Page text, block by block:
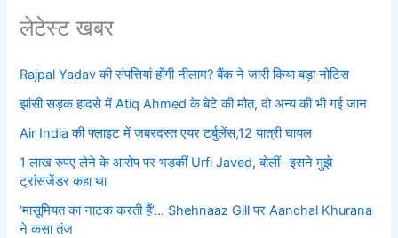
लेटेस्ट खबर
Rajpal Yadav की संपत्तियां होंगी नीलाम? बैंक ने जारी किया बड़ा नोटिस
झांसी सड़क हादसे में Atiq Ahmed के बेटे की मौत, दो अन्य की भी गई जान
Air India की फ्लाइट में जबरदस्त एयर टर्बुलेंस,12 यात्री घायल
1 लाख रुपए लेने के आरोप पर भड़कीं Urfi Javed, बोलीं- इसने मुझे
ट्रांसजेंडर कहा था
‘मासूमियत का नाटक करती हैं’… Shehnaaz Gill पर Aanchal Khurana
ने कसा तंज